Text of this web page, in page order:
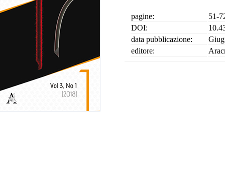
pagine:
51-
DOI:
data pubblicazione:
editore: